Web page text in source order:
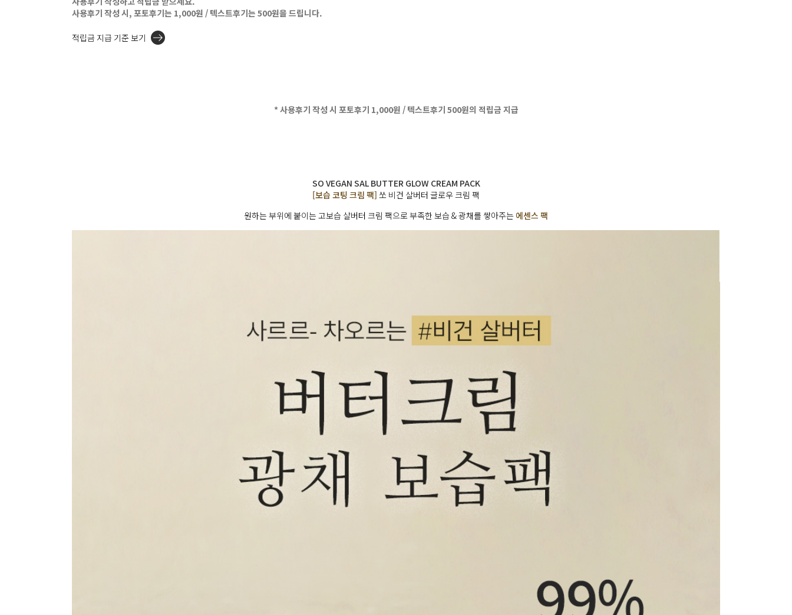
사용후기 작성 시, 포토후기는 1,000원 / 텍스트후기는 500원을 드립니다.
적립금 지급 기준 보기
* 사용후기 작성 시 포토후기 1,000원 / 텍스트후기 500원의 적립금 지급
SO VEGAN SAL BUTTER GLOW CREAM PACK
[보습 코팅 크림 팩] 쏘 비건 살버터 글로우 크림 팩
원하는 부위에 붙이는 고보습 살버터 크림 팩으로 부족한 보습 & 광채를 쌓아주는 에센스 팩